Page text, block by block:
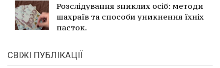
Розслідування зниклих осіб: методи
шахраїв та способи уникнення їхніх
пасток.
СВІЖІ ПУБЛІКАЦІЇ